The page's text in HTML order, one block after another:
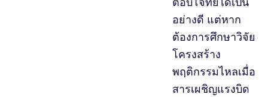
อย่างดี แต่หาก
ต้องการศึกษาวิจัย
โครงสร้าง
พฤติกรรมไหลเมื่อ
สารเผชิญแรงบิด